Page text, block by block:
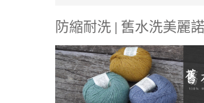
防縮耐洗 | 舊水洗美麗諾